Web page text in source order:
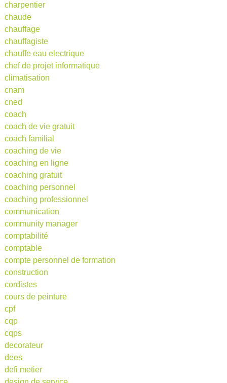
charpentier
chaude
chauffage
chauffagiste
chauffe eau electrique
chef de projet informatique
climatisation
cnam
cned
coach
coach de vie gratuit
coach familial
coaching de vie
coaching en ligne
coaching gratuit
coaching personnel
coaching professionnel
communication
community manager
comptabilité
comptable
compte personnel de formation
construction
cordistes
cours de peinture
cpf
cqp
cqps
decorateur
dees
defi metier